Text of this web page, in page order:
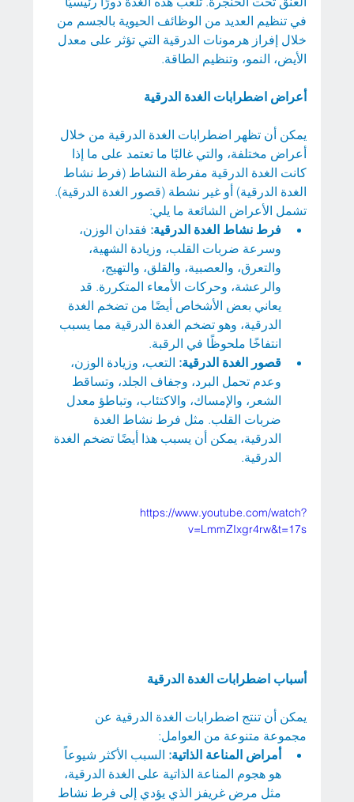
في تنظيم العديد من الوظائف الحيوية بالجسم من
خلال إفراز هرمونات الدرقية التي تؤثر على معدل
الأيض، النمو، وتنظيم الطاقة.
أعراض اضطرابات الغدة الدرقية
يمكن أن تظهر اضطرابات الغدة الدرقية من خلال
أعراض مختلفة، والتي غالبًا ما تعتمد على ما إذا
كانت الغدة الدرقية مفرطة النشاط (فرط نشاط
الغدة الدرقية) أو غير نشطة (قصور الغدة الدرقية).
تشمل الأعراض الشائعة ما يلي:
فرط نشاط الغدة الدرقية: فقدان الوزن،
وسرعة ضربات القلب، وزيادة الشهية،
والتعرق، والعصبية، والقلق، والتهيج،
والرعشة، وحركات الأمعاء المتكررة. قد
يعاني بعض الأشخاص أيضًا من تضخم الغدة
الدرقية، وهو تضخم الغدة الدرقية مما يسبب
انتفاخًا ملحوظًا في الرقبة.
قصور الغدة الدرقية: التعب، وزيادة الوزن،
وعدم تحمل البرد، وجفاف الجلد، وتساقط
الشعر، والإمساك، والاكتئاب، وتباطؤ معدل
ضربات القلب. مثل فرط نشاط الغدة
الدرقية، يمكن أن يسبب هذا أيضًا تضخم الغدة
الدرقية.
https://www.youtube.com/watch?
v=LmmZIxgr4rw&t=17s
أسباب اضطرابات الغدة الدرقية
يمكن أن تنتج اضطرابات الغدة الدرقية عن
مجموعة متنوعة من العوامل:
أمراض المناعة الذاتية: السبب الأكثر شيوعاً
هو هجوم المناعة الذاتية على الغدة الدرقية،
مثل مرض غريفز الذي يؤدي إلى فرط نشاط